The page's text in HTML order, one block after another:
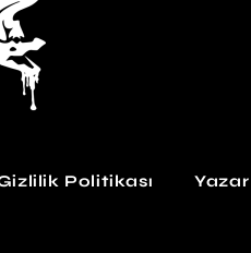
Politikası